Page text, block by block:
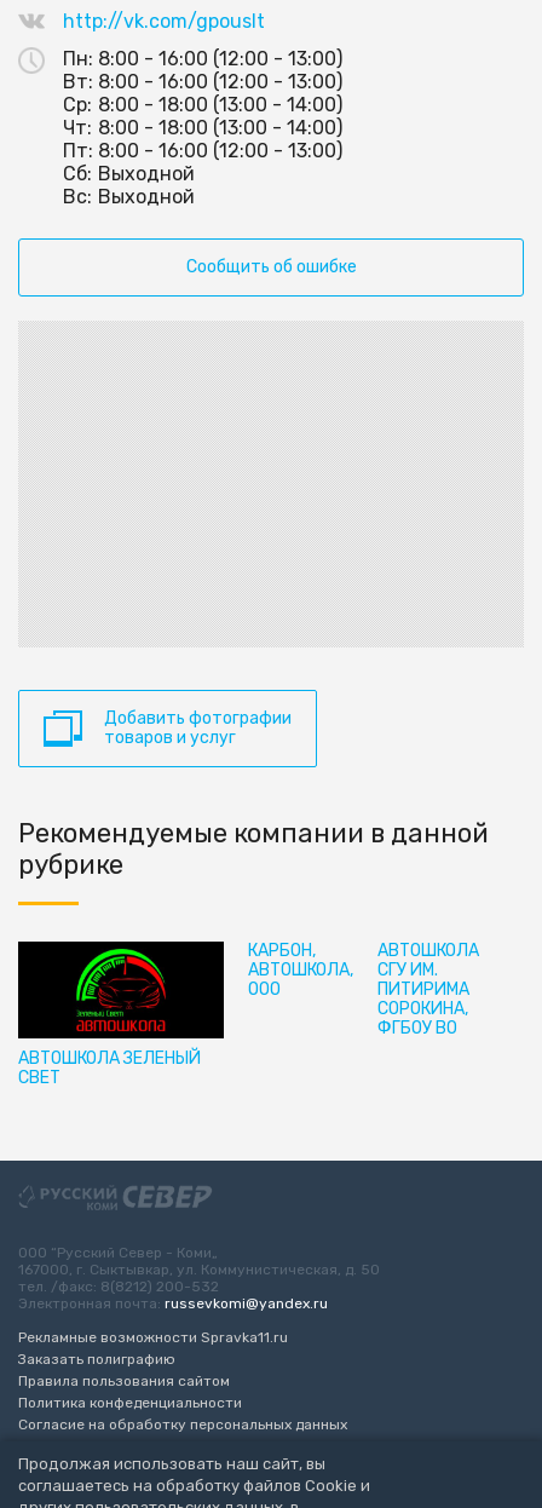
http://vk.com/gpouslt
Пн: 8:00 - 16:00 (12:00 - 13:00)
Вт: 8:00 - 16:00 (12:00 - 13:00)
Ср: 8:00 - 18:00 (13:00 - 14:00)
Чт: 8:00 - 18:00 (13:00 - 14:00)
Пт: 8:00 - 16:00 (12:00 - 13:00)
Сб: Выходной
Вс: Выходной
Сообщить об ошибке
Добавить фотографии
товаров и услуг
Рекомендуемые компании в данной
рубрике
АВТОШКОЛА ЗЕЛЕНЫЙ
СВЕТ
КАРБОН,
АВТОШКОЛА,
ООО
АВТОШКОЛА
СГУ ИМ.
ПИТИРИМА
СОРОКИНА,
ФГБОУ ВО
Продолжая использовать наш сайт, вы
соглашаетесь на обработку файлов Cookie и
ООО “Русский Север - Коми„
167000, г. Сыктывкар, ул. Коммунистическая, д. 50
тел. /факс: 8(8212) 200-532
Электронная почта: russevkomi@yandex.ru
Рекламные возможности Spravka11.ru
Заказать полиграфию
Правила пользования сайтом
Политика конфеденциальности
Согласие на обработку персональных данных
Разработка сайта“ЭкспертБизнесГрупп”